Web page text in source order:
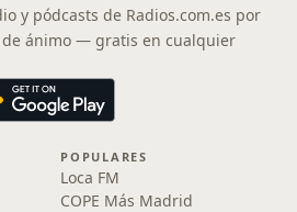
y pódcasts de Radios.com.es por
ánimo — gratis en cualquier
POPULARES
Loca FM
COPE Más Madrid